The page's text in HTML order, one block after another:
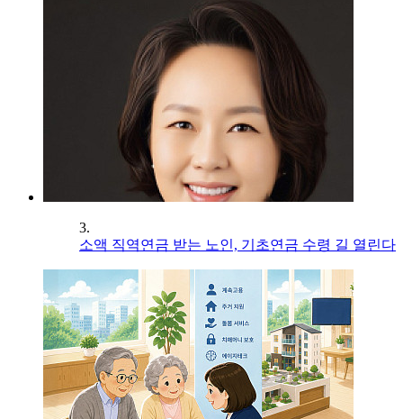
3.
소액 직역연금 받는 노인, 기초연금 수령 길 열린다